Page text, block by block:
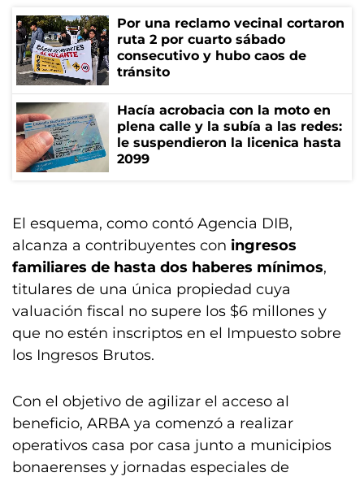
Por una reclamo vecinal cortaron
ruta 2 por cuarto sábado
consecutivo y hubo caos de
tránsito
Hacía acrobacia con la moto en
plena calle y la subía a las redes:
le suspendieron la licenica hasta
2099
El esquema, como contó Agencia DIB,
alcanza a contribuyentes con ingresos
familiares de hasta dos haberes mínimos,
titulares de una única propiedad cuya
valuación fiscal no supere los $6 millones y
que no estén inscriptos en el Impuesto sobre
los Ingresos Brutos.
Con el objetivo de agilizar el acceso al
beneficio, ARBA ya comenzó a realizar
operativos casa por casa junto a municipios
bonaerenses y jornadas especiales de